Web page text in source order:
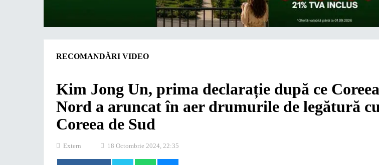
RECOMANDĂRI VIDEO
Kim Jong Un, prima declarație după ce
Nord a aruncat în aer drumurile de legătură
Coreea de Sud
Extern 18 Octombrie 2024, 22:35